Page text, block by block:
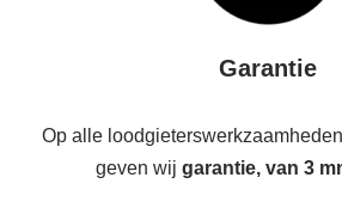
Garantie
Op alle
geven wij garantie, van 3